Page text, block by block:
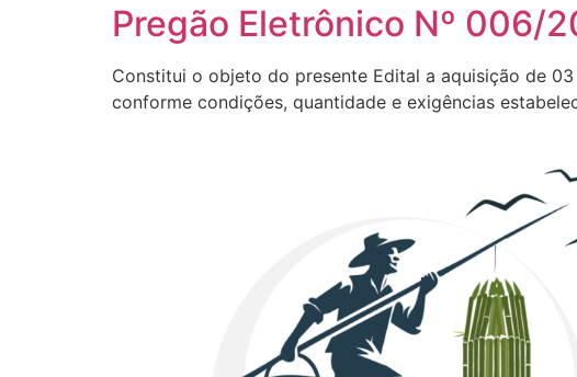
Pregão Eletrônico Nº 006/
Constitui o objeto do presente Edital a aquisição de
conforme condições, quantidade e exigências